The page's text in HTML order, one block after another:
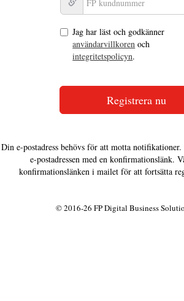
Jag har läst och godkänner
användarvillkoren och
integritetspolicyn.
Din e-postadress behövs för att motta
e-postadressen med en konfirmationslänk.
konfirmationslänken i mailet för att fortsätta
© 2016-26 FP Digital Business